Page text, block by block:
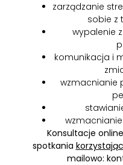
zarządzanie
sobie z
wypalenie
komunikacja i
wzmacnianie
Konsultacje
spotkania
mailowo: